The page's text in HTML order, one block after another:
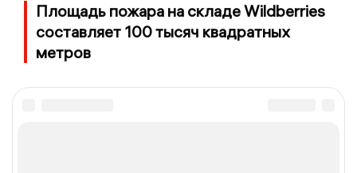
Площадь пожара на складе Wildberries
составляет 100 тысяч квадратных
метров